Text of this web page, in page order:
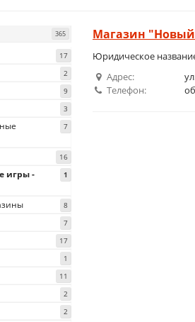
365
17
2
9
3
7
16
игры -
1
8
7
17
1
11
2
2
Магазин
Юридическое
Адрес:
Телефон: